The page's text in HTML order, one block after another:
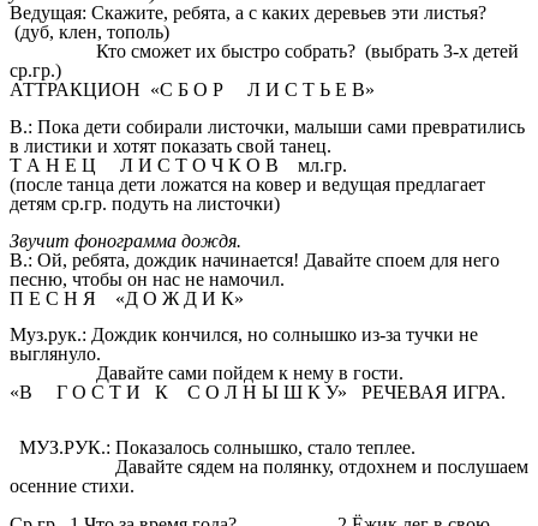
Ведущая: Скажите, ребята, а с каких деревьев эти листья?
(дуб, клен, тополь)
Кто сможет их быстро собрать? (выбрать 3-х детей
ср.гр.)
АТТРАКЦИОН «С Б О Р Л И С Т Ь Е В»
В.: Пока дети собирали листочки, малыши сами превратились
в листики и хотят показать свой танец.
Т А Н Е Ц Л И С Т О Ч К О В мл.гр.
(после танца дети ложатся на ковер и ведущая предлагает
детям ср.гр. подуть на листочки)
Звучит фонограмма дождя.
В.: Ой, ребята, дождик начинается! Давайте споем для него
песню, чтобы он нас не намочил.
П Е С Н Я «Д О Ж Д И К»
Муз.рук.: Дождик кончился, но солнышко из-за тучки не
выглянуло.
Давайте сами пойдем к нему в гости.
«В Г О С Т И К С О Л Н Ы Ш К У» РЕЧЕВАЯ ИГРА.
МУЗ.РУК.: Показалось солнышко, стало теплее.
Давайте сядем на полянку, отдохнем и послушаем
осенние стихи.